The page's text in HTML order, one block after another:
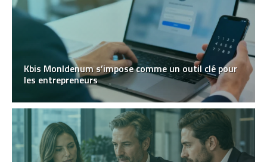
Kbis MonIdenum s’impose comme un outil clé pour
les entrepreneurs